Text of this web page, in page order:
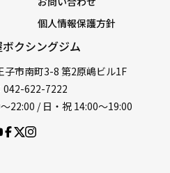
クシングジム
子市南町3-8 第2原嶋ビル1F
042-622-7222
22:00 / 日・祝 14:00〜19:00
個人情報保護方針